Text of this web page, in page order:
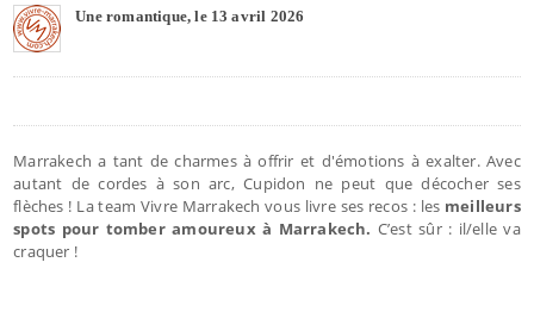
Une romantique, le 13 avril 2026
Marrakech a tant de charmes à offrir et d'émotions à exalter. Avec
autant de cordes à son arc, Cupidon ne peut que décocher ses
flèches ! La team Vivre Marrakech vous livre ses recos : les meilleurs
spots pour tomber amoureux à Marrakech. C’est sûr : il/elle va
craquer !